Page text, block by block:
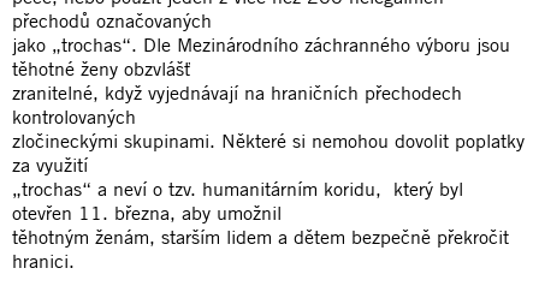
přechodů označovaných
jako „trochas“. Dle Mezinárodního záchranného výboru jsou
těhotné ženy obzvlášť
zranitelné, když vyjednávají na hraničních přechodech
kontrolovaných
zločineckými skupinami. Některé si nemohou dovolit poplatky
za využití
„trochas“ a neví o tzv. humanitárním koridu, který byl
otevřen 11. března, aby umožnil
těhotným ženám, starším lidem a dětem bezpečně překročit
hranici.